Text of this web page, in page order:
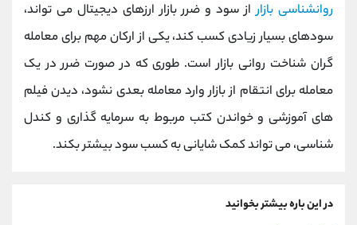
روانشناسی بازاراز سود و ضرر بازار ارزهای دیجیتال می تواند،
سودهای بسیار زیادی کسب کند، یکی از ارکان مهم برای معامله
گران شناخت روانی بازار است. طوری که در صورت ضرر در یک
معامله برای انتقام از بازار وارد معامله بعدی نشود، دیدن فیلم
های آموزشی و خواندن کتب مربوط به سرمایه گذاری و کندل
شناسی، می تواند کمک شایانی به کسب سود بیشتر بکند.
در این باره بیشتر بخوانید